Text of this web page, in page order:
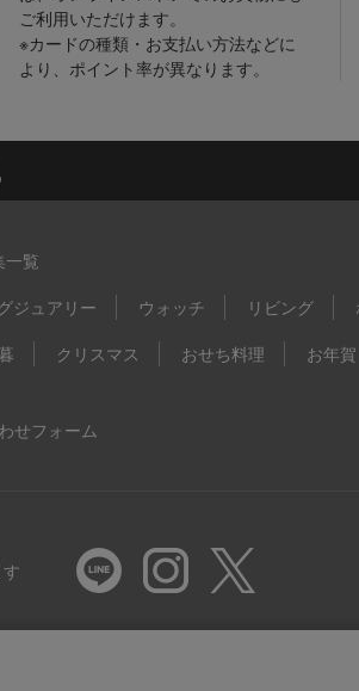
ご利用いただけます。
※カードの種類・お支払い方法などに
より、ポイント率が異なります。
一覧
ジュアリー ウォッチ リビング
クリスマス おせち料理 お年賀
せフォーム